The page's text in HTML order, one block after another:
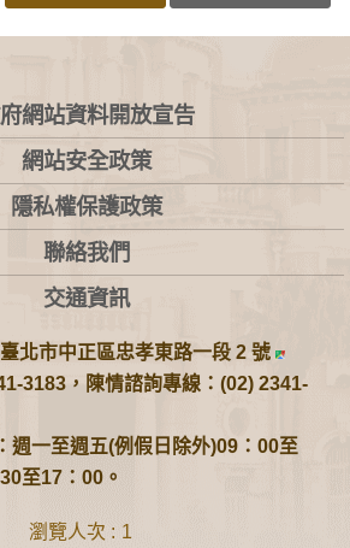
網站資料開放宣告
網站安全政策
隱私權保護政策
聯絡我們
交通資訊
北市中正區忠孝東路一段 2 號
3183，陳情諮詢專線：(02) 2341-
週一至週五(例假日除外)09：00至
至17：00。
瀏覽人次 1